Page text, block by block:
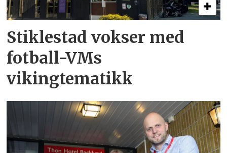
Stiklestad vokser med
fotball-VMs
vikingtematikk